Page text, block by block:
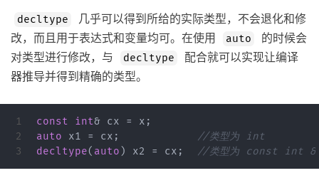
decltype
几乎可以得到所给的实际类型，不会退化和修
改，而且用于表达式和变量均可。在使用
auto
的时候会
对类型进行修改，与
decltype
配合就可以实现让编译
器推导并得到精确的类型。
1
2
const int& cx = x ;
auto
x1 = cx ;
//类型为 int
decltype( auto ) x2 = cx ; //类型为 const int &